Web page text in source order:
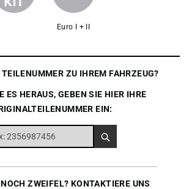
Euro I + II
ZU IHREM FAHRZEUG?
ES HERAUS, GEBEN SIE HIER IHRE
EIN:
ZWEIFEL? KONTAKTIERE UNS